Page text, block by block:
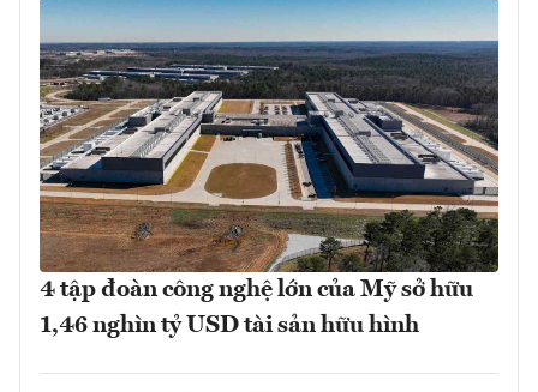
4 tập đoàn công nghệ lớn của Mỹ sở hữu
1,46 nghìn tỷ USD tài sản hữu hình